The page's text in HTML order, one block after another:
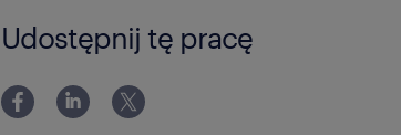
Udostępnij tę pracę